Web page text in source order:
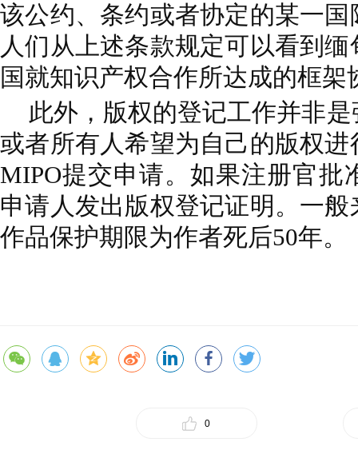
该公约、条约或者协定的某一
人们从上述条款规定可以看到
国就知识产权合作所达成的框架
此外，版权的登记工作并非
或者所有人希望为自己的版权
MIPO提交申请。如果注册官批
申请人发出版权登记证明。一
作品保护期限为作者死后50年。
0